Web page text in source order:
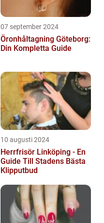
07 september 2024
Öronhåltagning Göteborg:
Din Kompletta Guide
10 augusti 2024
Herrfrisör Linköping - En
Guide Till Stadens Bästa
Klipputbud